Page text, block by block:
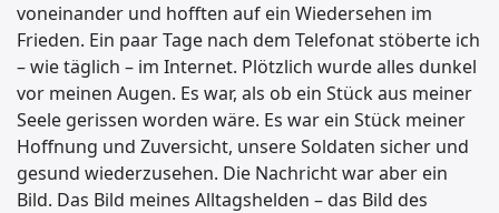
voneinander und hofften auf ein Wiedersehen im
Frieden. Ein paar Tage nach dem Telefonat stöberte ich
– wie täglich – im Internet. Plötzlich wurde alles dunkel
vor meinen Augen. Es war, als ob ein Stück aus meiner
Seele gerissen worden wäre. Es war ein Stück meiner
Hoffnung und Zuversicht, unsere Soldaten sicher und
gesund wiederzusehen. Die Nachricht war aber ein
Bild. Das Bild meines Alltagshelden – das Bild des